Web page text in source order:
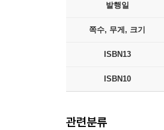
발행일
쪽수, 무게, 크기
ISBN13
ISBN10
관련분류